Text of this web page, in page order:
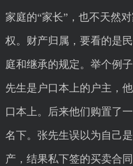
家庭的“家长”，也不天然
权。财产归属，要看的是
庭和继承的规定。举个例
先生是户口本上的户主，
口本上。后来他们购置了
名下。张先生误以为自己
产，结果私下签的买卖合